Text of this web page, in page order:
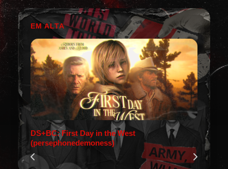
EM ALTA
DS+BC: First Day in the West
(persephonedemoness)